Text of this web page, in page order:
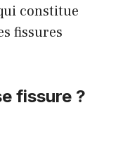
constitue
fissures
fissure ?